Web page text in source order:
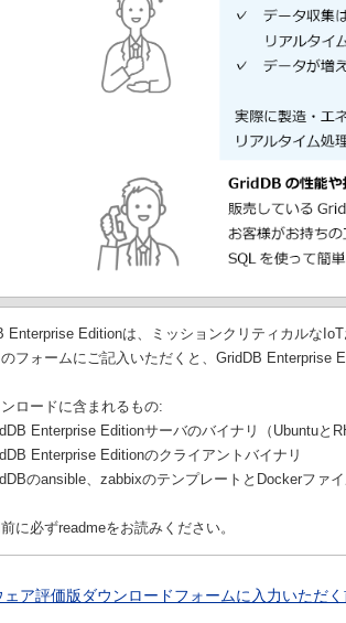
Enterprise Editionは、ミッションクリティカルな
フォームにご記入いただくと、GridDB Enterprise
ロードに含まれるもの:
Enterprise Editionサーバのバイナリ（Ubuntuと
Enterprise Editionのクライアントバイナリ
のansible、zabbixのテンプレートとDockerファ
に必ずreadmeをお読みください。
ェア評価版ダウンロードフォームに入力いただ